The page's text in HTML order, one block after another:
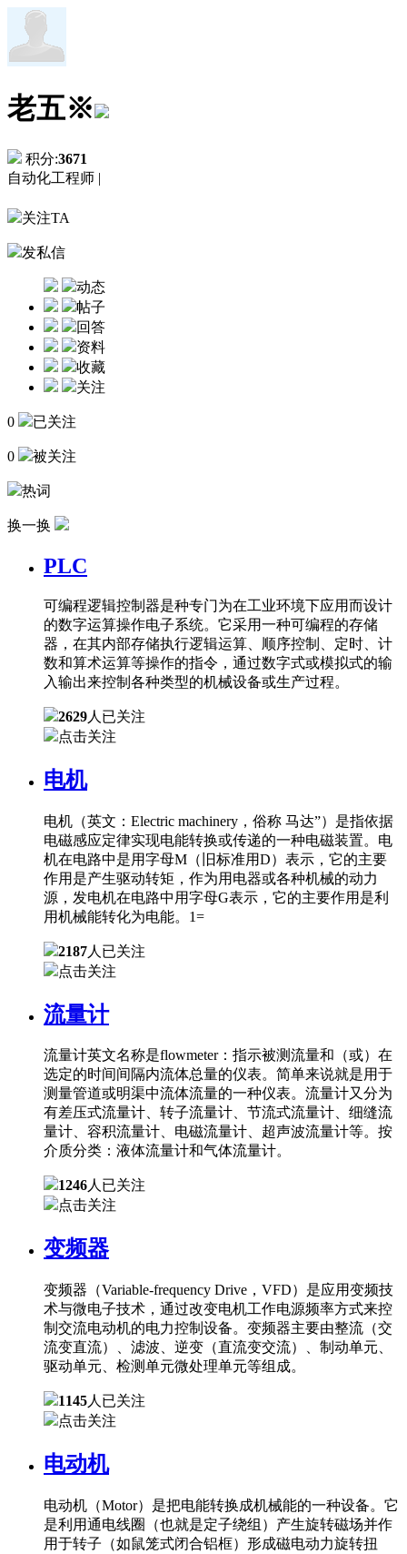
老五※
积分:3671
自动化工程师 |
关注TA
发私信
动态
帖子
回答
资料
收藏
关注
0 已关注
0 被关注
热词
换一换
PLC
可编程逻辑控制器是种专门为在工业环境下应用而设计
的数字运算操作电子系统。它采用一种可编程的存储
器，在其内部存储执行逻辑运算、顺序控制、定时、计
数和算术运算等操作的指令，通过数字式或模拟式的输
入输出来控制各种类型的机械设备或生产过程。
2629人已关注
点击关注
电机
电机（英文：Electric machinery，俗称 马达”）是指依据
电磁感应定律实现电能转换或传递的一种电磁装置。电
机在电路中是用字母M（旧标准用D）表示，它的主要
作用是产生驱动转矩，作为用电器或各种机械的动力
源，发电机在电路中用字母G表示，它的主要作用是利
用机械能转化为电能。1=
2187人已关注
点击关注
流量计
流量计英文名称是flowmeter：指示被测流量和（或）在
选定的时间间隔内流体总量的仪表。简单来说就是用于
测量管道或明渠中流体流量的一种仪表。流量计又分为
有差压式流量计、转子流量计、节流式流量计、细缝流
量计、容积流量计、电磁流量计、超声波流量计等。按
介质分类：液体流量计和气体流量计。
1246人已关注
点击关注
变频器
变频器（Variable-frequency Drive，VFD）是应用变频技
术与微电子技术，通过改变电机工作电源频率方式来控
制交流电动机的电力控制设备。变频器主要由整流（交
流变直流）、滤波、逆变（直流变交流）、制动单元、
驱动单元、检测单元微处理单元等组成。
1145人已关注
点击关注
电动机
电动机（Motor）是把电能转换成机械能的一种设备。它
是利用通电线圈（也就是定子绕组）产生旋转磁场并作
用于转子（如鼠笼式闭合铝框）形成磁电动力旋转扭